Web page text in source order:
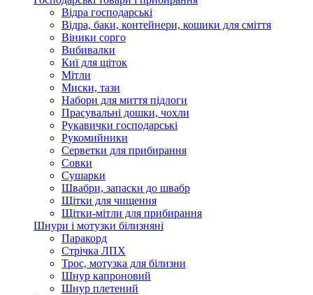
Відра господарські
Відра, баки, контейнери, кошики для сміття
Віники сорго
Вибивалки
Киї для щіток
Мітли
Миски, тази
Набори для миття підлоги
Прасувальні дошки, чохли
Рукавички господарські
Рукомийники
Серветки для прибирання
Совки
Сушарки
Швабри, запаски до швабр
Щітки для чищення
Щітки-мітли для прибирання
Шнури і мотузки білизняні
Паракорд
Стрічка ЛПХ
Трос, мотузка для білизни
Шнур капроновий
Шнур плетений